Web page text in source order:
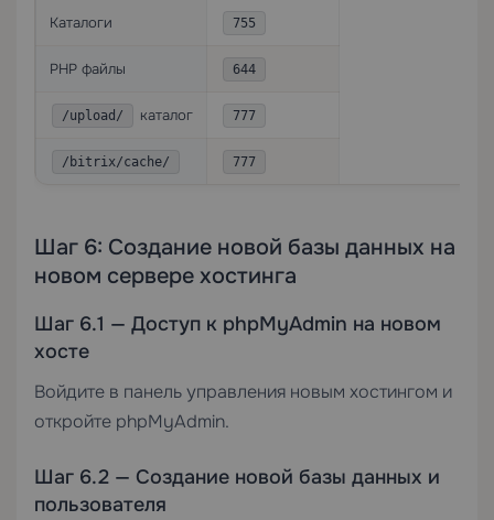
Каталоги 755
PHP файлы 644
/upload/ каталог 777
/bitrix/cache/ 777
Шаг 6: Создание новой базы данных на
новом сервере хостинга
Шаг 6.1 — Доступ к phpMyAdmin на новом
хосте
Войдите в панель управления новым хостингом и
откройте phpMyAdmin.
Шаг 6.2 — Создание новой базы данных и
пользователя